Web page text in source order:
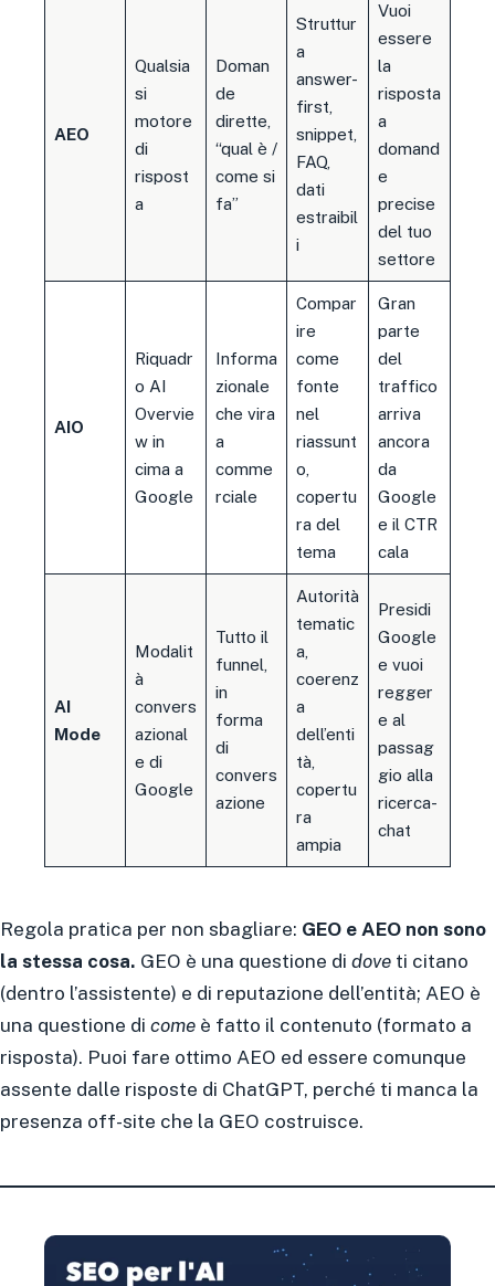
AEO
Qualsia
si
motore
di
rispost
a
Doman
de
dirette,
“qual è /
come si
fa”
Struttur
a
answer-
first,
snippet,
FAQ,
dati
estraibil
i
Vuoi
essere
la
risposta
a
domand
e
precise
del tuo
settore
AIO
Riquadr
o AI
Overvie
w in
cima a
Google
Informa
zionale
che vira
a
comme
rciale
Compar
ire
come
fonte
nel
riassunt
o,
copertu
ra del
tema
Gran
parte
del
traffico
arriva
ancora
da
Google
e il CTR
cala
AI
Mode
Modalit
à
convers
azional
e di
Google
Tutto il
funnel,
in
forma
di
convers
azione
Autorità
tematic
a,
coerenz
a
dell’enti
tà,
copertu
ra
ampia
Presidi
Google
e vuoi
regger
e al
passag
gio alla
ricerca-
chat
Regola pratica per non sbagliare: GEO e AEO non sono
la stessa cosa. GEO è una questione di dove ti citano
(dentro l’assistente) e di reputazione dell’entità; AEO è
una questione di come è fatto il contenuto (formato a
risposta). Puoi fare ottimo AEO ed essere comunque
assente dalle risposte di ChatGPT, perché ti manca la
presenza off-site che la GEO costruisce.